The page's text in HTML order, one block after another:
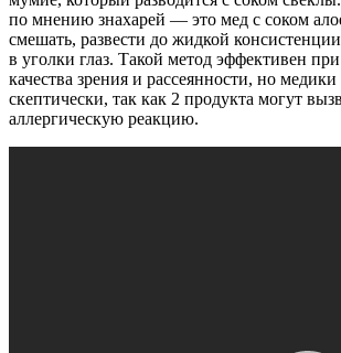
по мнению знахарей — это мед с соком
смешать, развести до жидкой
в уголки глаз. Такой метод эффективен
качества зрения и рассеянности, но
скептически, так как 2 продукта могут
аллергическую реакцию.